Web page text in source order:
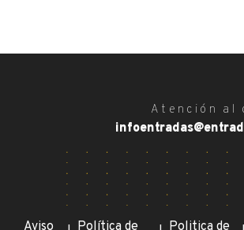
Atención al
Aviso Política de Politica de